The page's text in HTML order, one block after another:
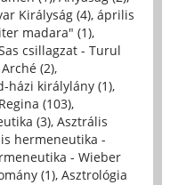
Királyság (4), április
madara" (1),
csillagzat - Turul
Arché (2),
házi királylány (1),
(103),
(3), Asztrális
hermeneutika -
- Wieber
(1), Asztrológia